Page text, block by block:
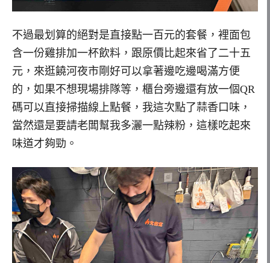
不過最划算的絕對是直接點一百元的套餐，裡面包
含一份雞排加一杯飲料，跟原價比起來省了二十五
元，來逛饒河夜市剛好可以拿著邊吃邊喝滿方便
的，如果不想現場排隊等，櫃台旁邊還有放一個QR
碼可以直接掃描線上點餐，我這次點了蒜香口味，
當然還是要請老闆幫我多灑一點辣粉，這樣吃起來
味道才夠勁。